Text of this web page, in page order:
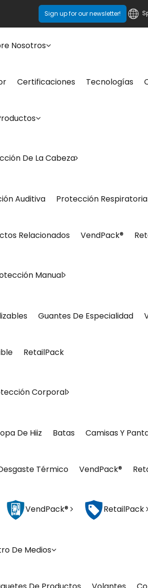
Sign up for our newsletter!
Nosotros
Certificaciones Tecnologías
De La Cabeza
Auditiva Protección Respiratoria
Relacionados VendPack®
Manual
Guantes De Especialidad
RetailPack
Corporal
De Hiiz Batas Camisas Y
Térmico VendPack®
VendPack® RetailPack
De Medios